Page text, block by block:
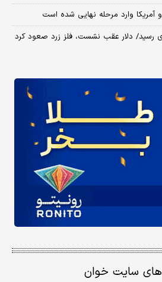
و آمریکا وارد مرحله نهایی شده است
های سایت خوان